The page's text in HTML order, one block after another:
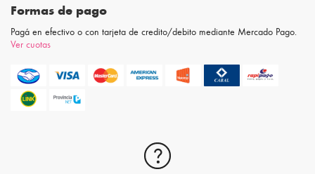
Formas de pago
Pagá en efectivo o con tarjeta de credito/debito mediante Mercado Pago.
Ver cuotas